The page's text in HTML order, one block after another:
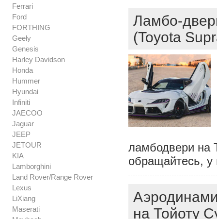
Ferrari
Ford
FORTHING
Geely
Genesis
Harley Davidson
Honda
Hummer
Hyundai
Infiniti
JAECOO
Jaguar
JEEP
JETOUR
KIA
Lamborghini
Land Rover/Range Rover
Lexus
LiXiang
Maserati
Ламбо-
(Toyota
ламбодвери на
обращайтесь, у
на Тойоту